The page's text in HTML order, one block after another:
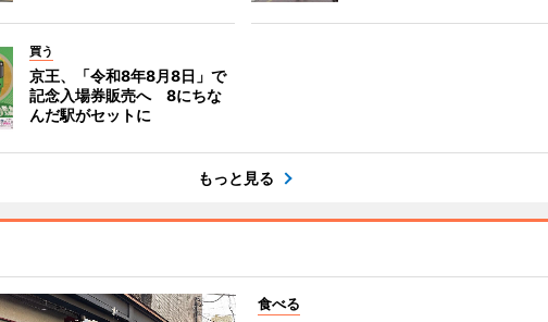
買う
京王、「令和8年8月8日」で
記念入場券販売へ 8にちな
んだ駅がセットに
もっと見る
食べる